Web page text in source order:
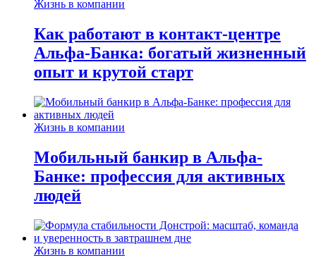
Жизнь в компании
Как работают в контакт-центре
Альфа-Банка: богатый жизненный
опыт и крутой старт
Жизнь в компании
Мобильный банкир в Альфа-
Банке: профессия для активных
людей
Жизнь в компании